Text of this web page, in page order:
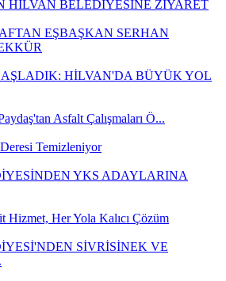
HİLVAN BELEDİYESİNE ZİYARET
EŞBAŞKAN SERHAN
HİLVAN'DA BÜYÜK YOL
Asfalt Çalışmaları Ö...
Temizleniyor
YKS ADAYLARINA
Hizmet, Her Yola Kalıcı Çözüm
SİVRİSİNEK VE